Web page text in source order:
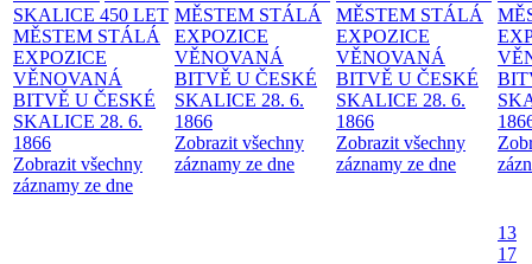
SKALICE 450 LET
MĚSTEM STÁLÁ
EXPOZICE
VĚNOVANÁ
BITVĚ U ČESKÉ
SKALICE 28. 6.
1866
Zobrazit všechny
záznamy ze dne
MĚSTEM STÁLÁ
EXPOZICE
VĚNOVANÁ
BITVĚ U ČESKÉ
SKALICE 28. 6.
1866
Zobrazit všechny
záznamy ze dne
MĚSTEM STÁLÁ
EXPOZICE
VĚNOVANÁ
BITVĚ U ČESKÉ
SKALICE 28. 6.
1866
Zobrazit všechny
záznamy ze dne
13
17